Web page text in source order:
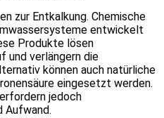
zur Entkalkung. Chemische
entwickelt
Produkte lösen
und verlängern die
können auch natürliche
eingesetzt werden.
jedoch
Aufwand.